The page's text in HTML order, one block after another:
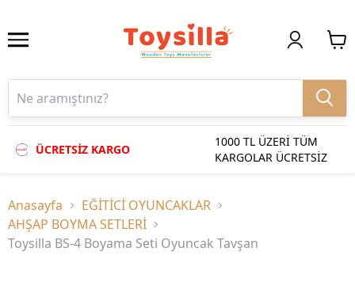
ÜCRETSİZ KARGO
1000 TL ÜZERİ TÜM
KARGOLAR ÜCRETSİZ
Anasayfa
EĞİTİCİ OYUNCAKLAR
AHŞAP BOYMA SETLERİ
Toysilla BS-4 Boyama Seti Oyuncak Tavşan